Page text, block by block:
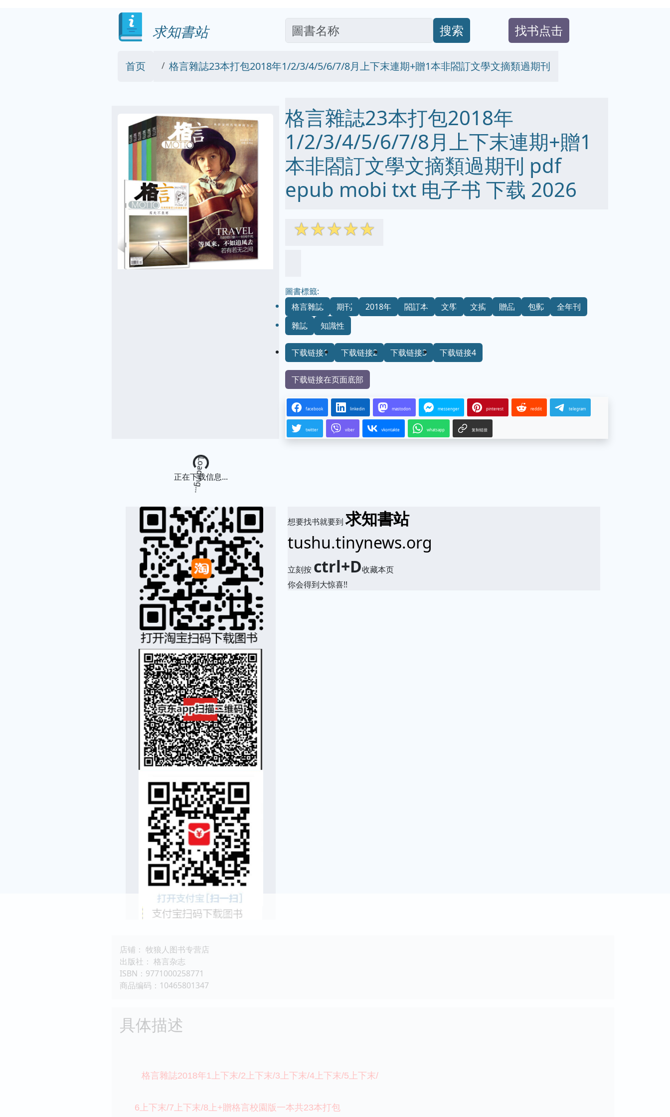
求知書站 搜索 找书点击
首页 格言雜誌23本打包2018年1/2/3/4/5/6/7/8月上下末連期+贈1本非閤訂文學文摘類過期刊
格言雜誌23本打包2018年
1/2/3/4/5/6/7/8月上下末連期+贈1
本非閤訂文學文摘類過期刊 pdf
epub mobi txt 电子书 下载 2026
☆☆☆☆☆
圖書標籤:
格言雜誌
期刊 2018年 閤訂本 文學 文摘 贈品 包郵
全年刊
雜誌
知識性
下载链接1 下载链接2 下载链接3 下载链接4
下载链接在页面底部
facebook linkedin mastodon messenger pinterest reddit telegram
twitter viber vkontakte whatsapp 复制链接
Loading...
正在下载信息...
想要找书就要到求知書站
tushu.tinynews.org
立刻按 ctrl+D收藏本页
你会得到大惊喜!!
店铺： 牧狼人图书专营店
出版社： 格言杂志
ISBN：9771000258771
商品编码：10465801347
具体描述
格言雜誌2018年1上下末/2上下末/3上下末/4上下末/5上下末/
6上下末/7上下末/8上+贈格言校園版一本共23本打包